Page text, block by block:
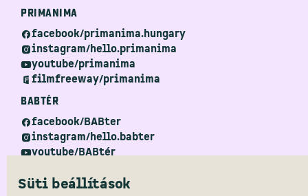
PRIMANIMA
facebook/primanima.hungary
instagram/hello.primanima
youtube/primanima
filmfreeway/primanima
BABTÉR
facebook/BABter
instagram/hello.babter
youtube/BABtér
Süti beállítások